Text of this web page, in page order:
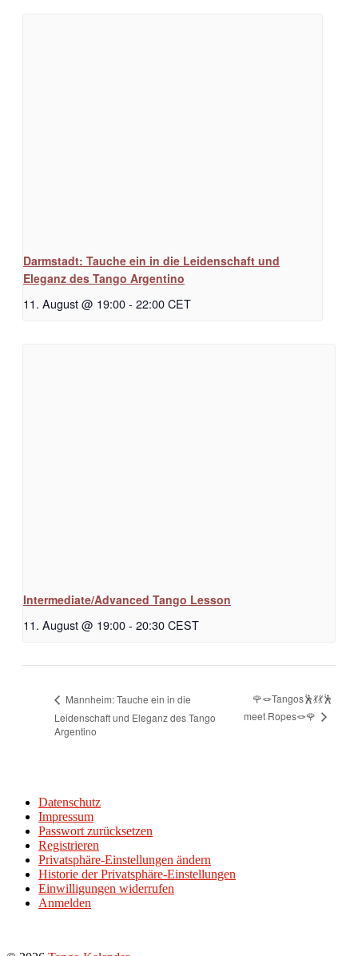
Darmstadt: Tauche ein in die Leidenschaft und
Eleganz des Tango Argentino
11. August @ 19:00- 22:00CET
Intermediate/Advanced Tango Lesson
11. August @ 19:00- 20:30CEST
Mannheim: Tauche ein in die
Leidenschaft und Eleganz des Tango
Argentino
🌹🪢Tangos🕺💃💃🕺
meet Ropes🪢🌹
Datenschutz
Impressum
Passwort zurücksetzen
Registrieren
Privatsphäre-Einstellungen ändern
Historie der Privatsphäre-Einstellungen
Einwilligungen widerrufen
Anmelden